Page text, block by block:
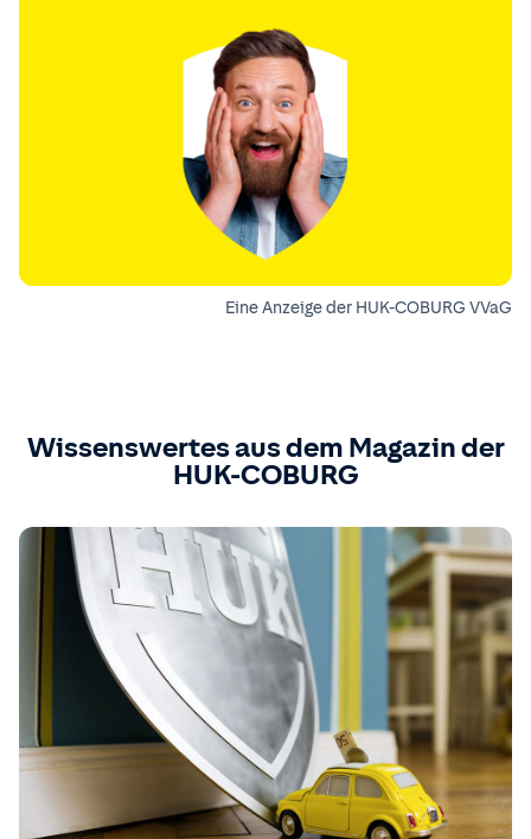
Eine Anzeige der HUK-COBURG VVaG
Wissenswertes aus dem Magazin der
HUK-COBURG